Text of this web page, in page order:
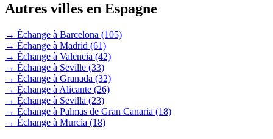
Autres villes en Espagne
→ Échange à Barcelona (105)
→ Échange à Madrid (61)
→ Échange à Valencia (42)
→ Échange à Seville (33)
→ Échange à Granada (32)
→ Échange à Alicante (26)
→ Échange à Sevilla (23)
→ Échange à Palmas de Gran Canaria (18)
→ Échange à Murcia (18)